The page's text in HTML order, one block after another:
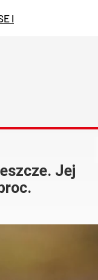
I
Jej